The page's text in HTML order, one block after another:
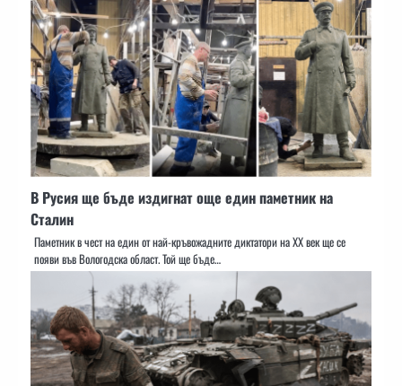
В Русия ще бъде издигнат още един паметник на
Сталин
Паметник в чест на един от най-кръвожадните диктатори на ХХ век ще се
появи във Вологодска област. Той ще бъде…